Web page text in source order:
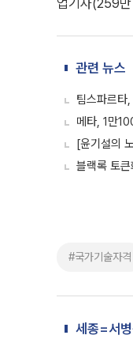
업기사(259
관련 뉴스
팀스파르타
메타, 1만
[윤기설의
블랙록 토큰
#국가기술자격
세종=서